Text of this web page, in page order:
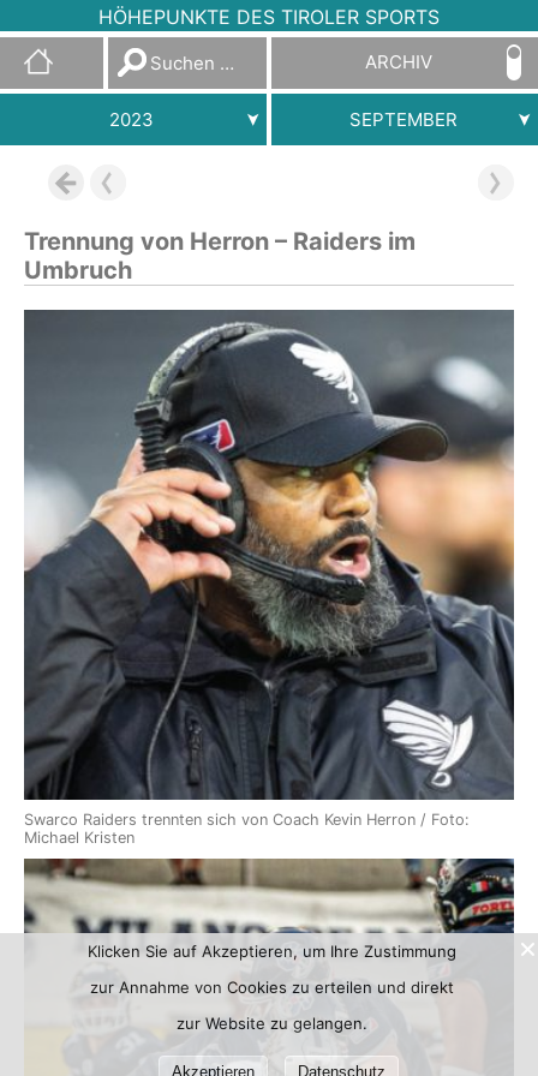
HÖHEPUNKTE DES TIROLER SPORTS
Suchen
nach:
ARCHIV
2023 SEPTEMBER
Trennung von Herron – Raiders im
Umbruch
Swarco Raiders trennten sich von Coach Kevin Herron / Foto:
Michael Kristen
Klicken Sie auf Akzeptieren, um Ihre Zustimmung
zur Annahme von Cookies zu erteilen und direkt
zur Website zu gelangen.
Akzeptieren Datenschutz